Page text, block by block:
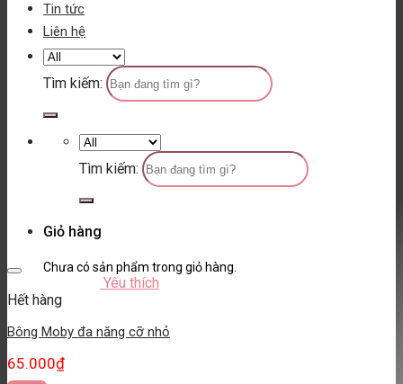
Tin tức
Liên hệ
Tìm kiếm:
Tìm kiếm:
Giỏ hàng
Chưa có sản phẩm trong giỏ hàng.
Yêu thích
Hết hàng
Bông Moby đa năng cỡ nhỏ
65.000₫